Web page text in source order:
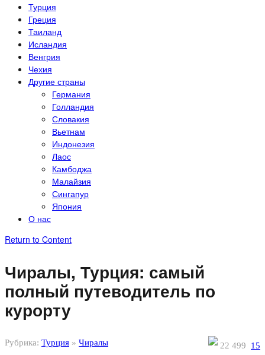
Турция
Греция
Таиланд
Исландия
Венгрия
Чехия
Другие страны
Германия
Голландия
Словакия
Вьетнам
Индонезия
Лаос
Камбоджа
Малайзия
Сингапур
Япония
О нас
Return to Content
Чиралы, Турция: самый
полный путеводитель по
курорту
Рубрика: Турция » Чиралы 22 499 15